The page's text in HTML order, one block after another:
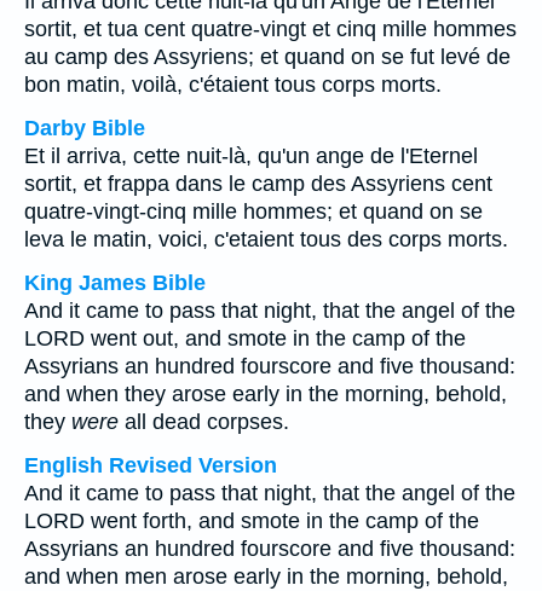
sortit, et tua cent quatre-vingt et cinq mille hommes
au camp des Assyriens; et quand on se fut levé de
bon matin, voilà, c'étaient tous corps morts.
Darby Bible
Et il arriva, cette nuit-là, qu'un ange de l'Eternel
sortit, et frappa dans le camp des Assyriens cent
quatre-vingt-cinq mille hommes; et quand on se
leva le matin, voici, c'etaient tous des corps morts.
King James Bible
And it came to pass that night, that the angel of the
LORD went out, and smote in the camp of the
Assyrians an hundred fourscore and five thousand:
and when they arose early in the morning, behold,
they were all dead corpses.
English Revised Version
And it came to pass that night, that the angel of the
LORD went forth, and smote in the camp of the
Assyrians an hundred fourscore and five thousand:
and when men arose early in the morning, behold,